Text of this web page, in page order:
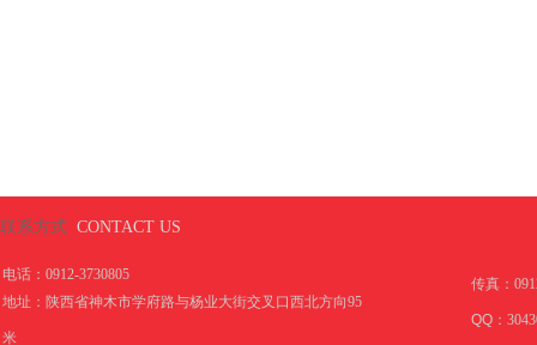
联系方式 CONTACT US
电话：0912-3730805
地址：陕西省神木市学府路与杨业大街交叉口西北方向95
米
传真：
QQ：